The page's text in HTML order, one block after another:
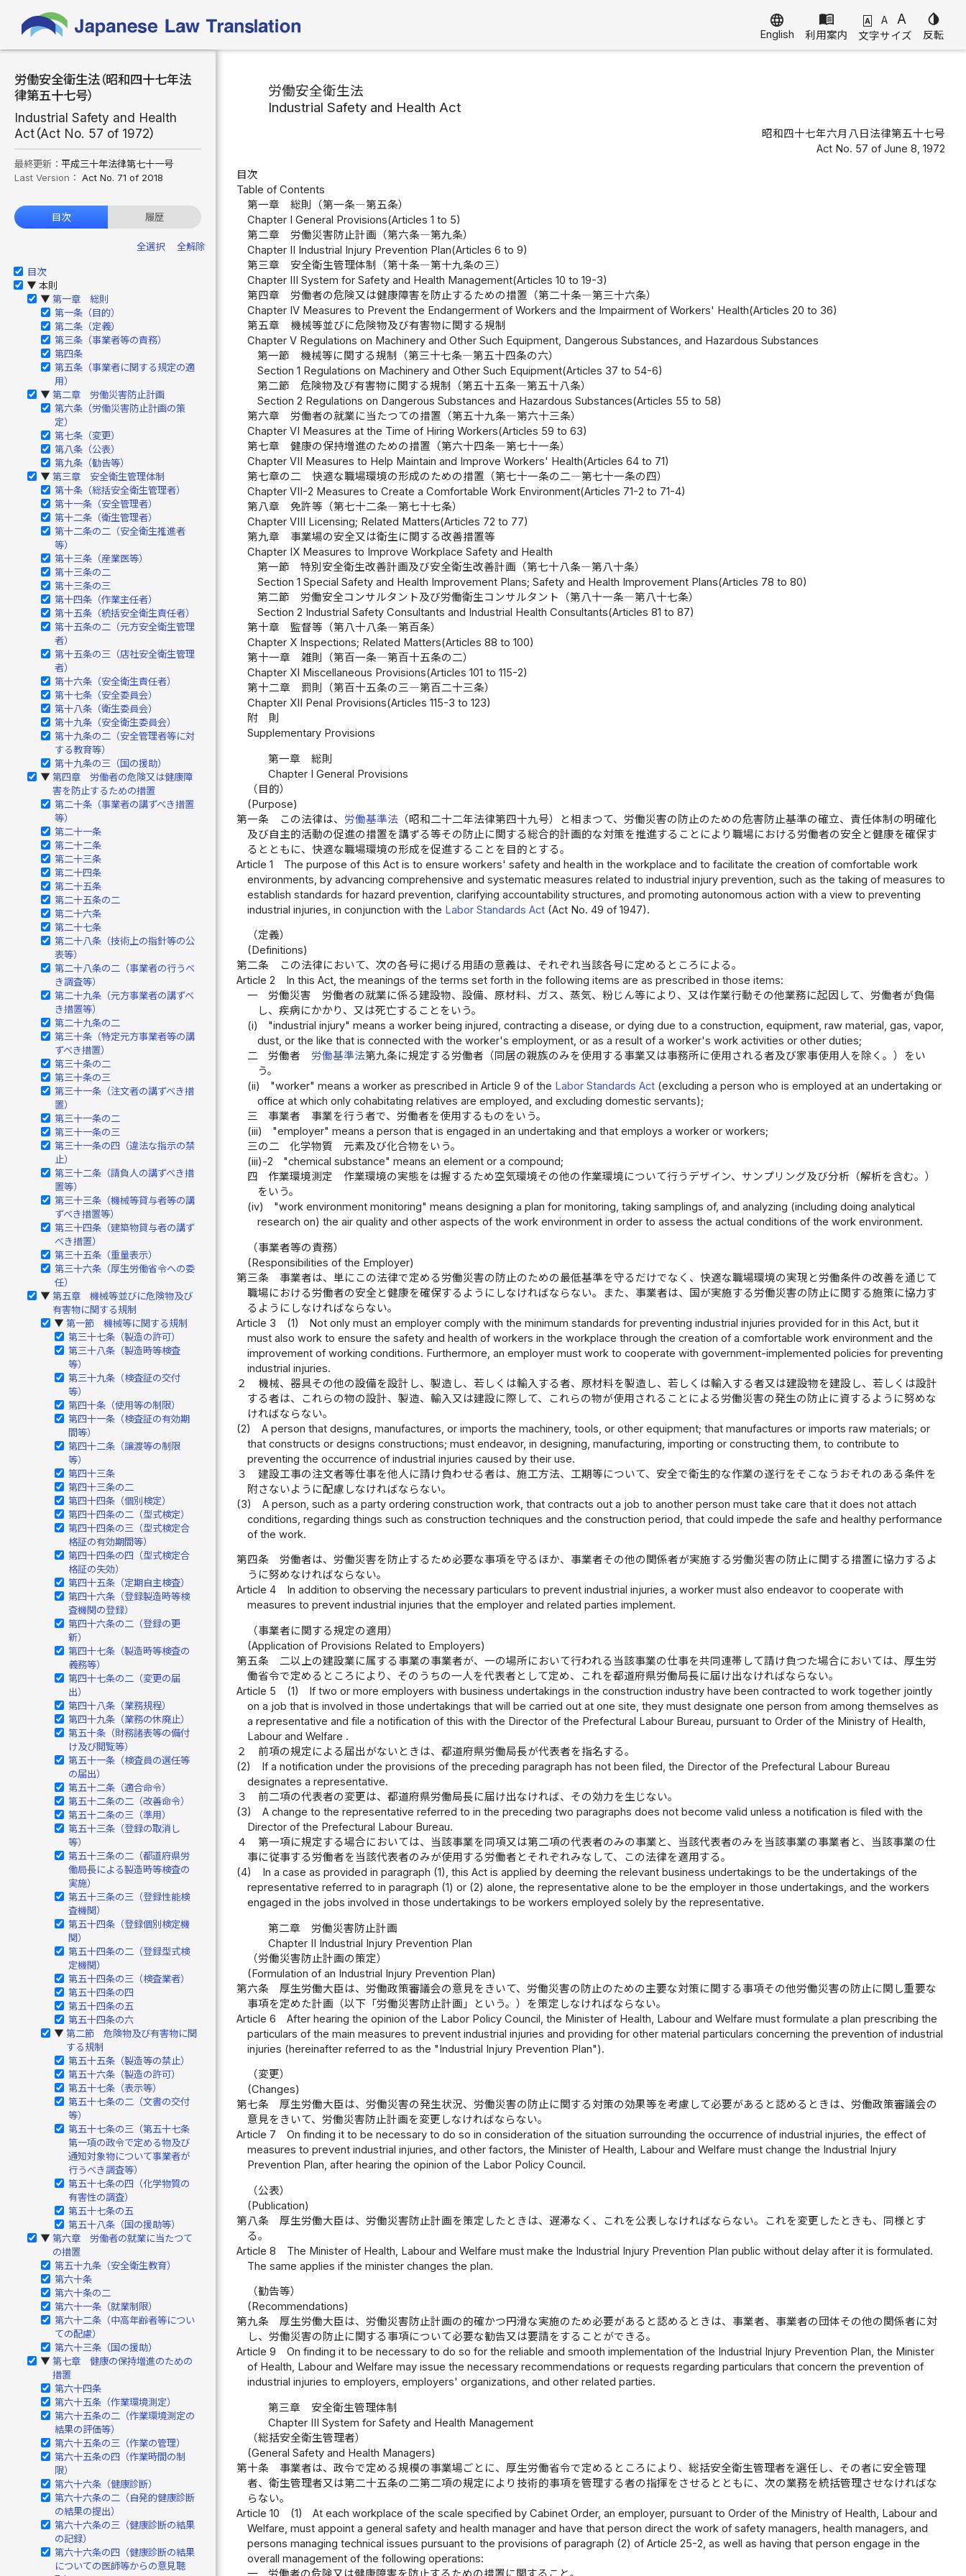
language
English
menu_book
利用案内
A A A
文字サイズ
invert_colors
反転
労働安全衛生法（昭和四十七年法
律第五十七号）
Industrial Safety and Health
Act（Act No. 57 of 1972）
最終更新： 平成三十年法律第七十一号
Last Version： Act No. 71 of 2018
目次 履歴
全選択 全解除
目次
▶ 本則
▶ 第一章 総則
第一条（目的）
第二条（定義）
第三条（事業者等の責務）
第四条
第五条（事業者に関する規定の適
用）
▶ 第二章 労働災害防止計画
第六条（労働災害防止計画の策
定）
第七条（変更）
第八条（公表）
第九条（勧告等）
▶ 第三章 安全衛生管理体制
第十条（総括安全衛生管理者）
第十一条（安全管理者）
第十二条（衛生管理者）
第十二条の二（安全衛生推進者
等）
第十三条（産業医等）
第十三条の二
第十三条の三
第十四条（作業主任者）
第十五条（統括安全衛生責任者）
第十五条の二（元方安全衛生管理
者）
第十五条の三（店社安全衛生管理
者）
第十六条（安全衛生責任者）
第十七条（安全委員会）
第十八条（衛生委員会）
第十九条（安全衛生委員会）
第十九条の二（安全管理者等に対
する教育等）
第十九条の三（国の援助）
▶ 第四章 労働者の危険又は健康障
害を防止するための措置
第二十条（事業者の講ずべき措置
等）
第二十一条
第二十二条
第二十三条
第二十四条
第二十五条
第二十五条の二
第二十六条
第二十七条
第二十八条（技術上の指針等の公
表等）
第二十八条の二（事業者の行うべ
き調査等）
第二十九条（元方事業者の講ずべ
き措置等）
第二十九条の二
第三十条（特定元方事業者等の講
ずべき措置）
第三十条の二
第三十条の三
第三十一条（注文者の講ずべき措
置）
第三十一条の二
第三十一条の三
第三十一条の四（違法な指示の禁
止）
第三十二条（請負人の講ずべき措
置等）
第三十三条（機械等貸与者等の講
ずべき措置等）
第三十四条（建築物貸与者の講ず
べき措置）
第三十五条（重量表示）
第三十六条（厚生労働省令への委
任）
▶ 第五章 機械等並びに危険物及び
有害物に関する規制
▶ 第一節 機械等に関する規制
第三十七条（製造の許可）
第三十八条（製造時等検査
等）
第三十九条（検査証の交付
等）
第四十条（使用等の制限）
第四十一条（検査証の有効期
間等）
第四十二条（譲渡等の制限
等）
第四十三条
第四十三条の二
第四十四条（個別検定）
第四十四条の二（型式検定）
第四十四条の三（型式検定合
格証の有効期間等）
第四十四条の四（型式検定合
格証の失効）
第四十五条（定期自主検査）
第四十六条（登録製造時等検
査機関の登録）
第四十六条の二（登録の更
新）
第四十七条（製造時等検査の
義務等）
第四十七条の二（変更の届
出）
第四十八条（業務規程）
第四十九条（業務の休廃止）
第五十条（財務諸表等の備付
け及び閲覧等）
第五十一条（検査員の選任等
の届出）
第五十二条（適合命令）
第五十二条の二（改善命令）
第五十二条の三（準用）
第五十三条（登録の取消し
等）
第五十三条の二（都道府県労
働局長による製造時等検査の
実施）
第五十三条の三（登録性能検
査機関）
第五十四条（登録個別検定機
関）
第五十四条の二（登録型式検
定機関）
第五十四条の三（検査業者）
第五十四条の四
第五十四条の五
第五十四条の六
▶ 第二節 危険物及び有害物に関
する規制
第五十五条（製造等の禁止）
第五十六条（製造の許可）
第五十七条（表示等）
第五十七条の二（文書の交付
等）
第五十七条の三（第五十七条
第一項の政令で定める物及び
通知対象物について事業者が
行うべき調査等）
第五十七条の四（化学物質の
有害性の調査）
第五十七条の五
第五十八条（国の援助等）
▶ 第六章 労働者の就業に当たつて
の措置
第五十九条（安全衛生教育）
第六十条
第六十条の二
第六十一条（就業制限）
第六十二条（中高年齢者等につい
ての配慮）
第六十三条（国の援助）
▶ 第七章 健康の保持増進のための
措置
第六十四条
第六十五条（作業環境測定）
第六十五条の二（作業環境測定の
結果の評価等）
第六十五条の三（作業の管理）
第六十五条の四（作業時間の制
限）
第六十六条（健康診断）
第六十六条の二（自発的健康診断
の結果の提出）
第六十六条の三（健康診断の結果
の記録）
第六十六条の四（健康診断の結果
についての医師等からの意見聴
労働安全衛生法
Industrial Safety and Health Act
昭和四十七年六月八日法律第五十七号
Act No. 57 of June 8, 1972
目次
Table of Contents
第一章 総則（第一条―第五条）
Chapter I General Provisions(Articles 1 to 5)
第二章 労働災害防止計画（第六条―第九条）
Chapter II Industrial Injury Prevention Plan(Articles 6 to 9)
第三章 安全衛生管理体制（第十条―第十九条の三）
Chapter III System for Safety and Health Management(Articles 10 to 19-3)
第四章 労働者の危険又は健康障害を防止するための措置（第二十条―第三十六条）
Chapter IV Measures to Prevent the Endangerment of Workers and the Impairment of Workers' Health(Articles 20 to 36)
第五章 機械等並びに危険物及び有害物に関する規制
Chapter V Regulations on Machinery and Other Such Equipment, Dangerous Substances, and Hazardous Substances
第一節 機械等に関する規制（第三十七条―第五十四条の六）
Section 1 Regulations on Machinery and Other Such Equipment(Articles 37 to 54-6)
第二節 危険物及び有害物に関する規制（第五十五条―第五十八条）
Section 2 Regulations on Dangerous Substances and Hazardous Substances(Articles 55 to 58)
第六章 労働者の就業に当たつての措置（第五十九条―第六十三条）
Chapter VI Measures at the Time of Hiring Workers(Articles 59 to 63)
第七章 健康の保持増進のための措置（第六十四条―第七十一条）
Chapter VII Measures to Help Maintain and Improve Workers' Health(Articles 64 to 71)
第七章の二 快適な職場環境の形成のための措置（第七十一条の二―第七十一条の四）
Chapter VII-2 Measures to Create a Comfortable Work Environment(Articles 71-2 to 71-4)
第八章 免許等（第七十二条―第七十七条）
Chapter VIII Licensing; Related Matters(Articles 72 to 77)
第九章 事業場の安全又は衛生に関する改善措置等
Chapter IX Measures to Improve Workplace Safety and Health
第一節 特別安全衛生改善計画及び安全衛生改善計画（第七十八条―第八十条）
Section 1 Special Safety and Health Improvement Plans; Safety and Health Improvement Plans(Articles 78 to 80)
第二節 労働安全コンサルタント及び労働衛生コンサルタント（第八十一条―第八十七条）
Section 2 Industrial Safety Consultants and Industrial Health Consultants(Articles 81 to 87)
第十章 監督等（第八十八条―第百条）
Chapter X Inspections; Related Matters(Articles 88 to 100)
第十一章 雑則（第百一条―第百十五条の二）
Chapter XI Miscellaneous Provisions(Articles 101 to 115-2)
第十二章 罰則（第百十五条の三―第百二十三条）
Chapter XII Penal Provisions(Articles 115-3 to 123)
附 則
Supplementary Provisions
第一章 総則
Chapter I General Provisions
（目的）
(Purpose)
第一条
この法律は、 労働基準法（昭和二十二年法律第四十九号）と相まつて、労働災害の防止のための危害防止基準の確立、責任体制の明確化
及び自主的活動の促進の措置を講ずる等その防止に関する総合的計画的な対策を推進することにより職場における労働者の安全と健康を確保す
るとともに、快適な職場環境の形成を促進することを目的とする。
Article 1
The purpose of this Act is to ensure workers' safety and health in the workplace and to facilitate the creation of comfortable work
environments, by advancing comprehensive and systematic measures related to industrial injury prevention, such as the taking of measures to
establish standards for hazard prevention, clarifying accountability structures, and promoting autonomous action with a view to preventing
industrial injuries, in conjunction with the Labor Standards Act(Act No. 49 of 1947).
（定義）
(Definitions)
第二条
この法律において、次の各号に掲げる用語の意義は、それぞれ当該各号に定めるところによる。
Article 2
In this Act, the meanings of the terms set forth in the following items are as prescribed in those items:
一
労働災害 労働者の就業に係る建設物、設備、原材料、ガス、蒸気、粉じん等により、又は作業行動その他業務に起因して、労働者が負傷
し、疾病にかかり、又は死亡することをいう。
(i)
"industrial injury" means a worker being injured, contracting a disease, or dying due to a construction, equipment, raw material, gas, vapor,
dust, or the like that is connected with the worker's employment, or as a result of a worker's work activities or other duties;
二
労働者 労働基準法第九条に規定する労働者（同居の親族のみを使用する事業又は事務所に使用される者及び家事使用人を除く。）をい
う。
(ii)
"worker" means a worker as prescribed in Article 9 of the Labor Standards Act (excluding a person who is employed at an undertaking or
office at which only cohabitating relatives are employed, and excluding domestic servants);
三
事業者 事業を行う者で、労働者を使用するものをいう。
(iii)
"employer" means a person that is engaged in an undertaking and that employs a worker or workers;
三の二
化学物質 元素及び化合物をいう。
(iii)-2
"chemical substance" means an element or a compound;
四
作業環境測定 作業環境の実態をは握するため空気環境その他の作業環境について行うデザイン、サンプリング及び分析（解析を含む。）
をいう。
(iv)
"work environment monitoring" means designing a plan for monitoring, taking samplings of, and analyzing (including doing analytical
research on) the air quality and other aspects of the work environment in order to assess the actual conditions of the work environment.
（事業者等の責務）
(Responsibilities of the Employer)
第三条
事業者は、単にこの法律で定める労働災害の防止のための最低基準を守るだけでなく、快適な職場環境の実現と労働条件の改善を通じて
職場における労働者の安全と健康を確保するようにしなければならない。また、事業者は、国が実施する労働災害の防止に関する施策に協力す
るようにしなければならない。
Article 3
(1)
Not only must an employer comply with the minimum standards for preventing industrial injuries provided for in this Act, but it
must also work to ensure the safety and health of workers in the workplace through the creation of a comfortable work environment and the
improvement of working conditions. Furthermore, an employer must work to cooperate with government-implemented policies for preventing
industrial injuries.
２
機械、器具その他の設備を設計し、製造し、若しくは輸入する者、原材料を製造し、若しくは輸入する者又は建設物を建設し、若しくは設計
する者は、これらの物の設計、製造、輸入又は建設に際して、これらの物が使用されることによる労働災害の発生の防止に資するように努めな
ければならない。
(2)
A person that designs, manufactures, or imports the machinery, tools, or other equipment; that manufactures or imports raw materials; or
that constructs or designs constructions; must endeavor, in designing, manufacturing, importing or constructing them, to contribute to
preventing the occurrence of industrial injuries caused by their use.
３
建設工事の注文者等仕事を他人に請け負わせる者は、施工方法、工期等について、安全で衛生的な作業の遂行をそこなうおそれのある条件を
附さないように配慮しなければならない。
(3)
A person, such as a party ordering construction work, that contracts out a job to another person must take care that it does not attach
conditions, regarding things such as construction techniques and the construction period, that could impede the safe and healthy performance
of the work.
第四条
労働者は、労働災害を防止するため必要な事項を守るほか、事業者その他の関係者が実施する労働災害の防止に関する措置に協力するよ
うに努めなければならない。
Article 4
In addition to observing the necessary particulars to prevent industrial injuries, a worker must also endeavor to cooperate with
measures to prevent industrial injuries that the employer and related parties implement.
（事業者に関する規定の適用）
(Application of Provisions Related to Employers)
第五条
二以上の建設業に属する事業の事業者が、一の場所において行われる当該事業の仕事を共同連帯して請け負つた場合においては、厚生労
働省令で定めるところにより、そのうちの一人を代表者として定め、これを都道府県労働局長に届け出なければならない。
Article 5
(1)
If two or more employers with business undertakings in the construction industry have been contracted to work together jointly
on a job that is involved in those undertakings that will be carried out at one site, they must designate one person from among themselves as
a representative and file a notification of this with the Director of the Prefectural Labour Bureau, pursuant to Order of the Ministry of Health,
Labour and Welfare .
２
前項の規定による届出がないときは、都道府県労働局長が代表者を指名する。
(2)
If a notification under the provisions of the preceding paragraph has not been filed, the Director of the Prefectural Labour Bureau
designates a representative.
３
前二項の代表者の変更は、都道府県労働局長に届け出なければ、その効力を生じない。
(3)
A change to the representative referred to in the preceding two paragraphs does not become valid unless a notification is filed with the
Director of the Prefectural Labour Bureau.
４
第一項に規定する場合においては、当該事業を同項又は第二項の代表者のみの事業と、当該代表者のみを当該事業の事業者と、当該事業の仕
事に従事する労働者を当該代表者のみが使用する労働者とそれぞれみなして、この法律を適用する。
(4)
In a case as provided in paragraph (1), this Act is applied by deeming the relevant business undertakings to be the undertakings of the
representative referred to in paragraph (1) or (2) alone, the representative alone to be the employer in those undertakings, and the workers
engaged in the jobs involved in those undertakings to be workers employed solely by the representative.
第二章 労働災害防止計画
Chapter II Industrial Injury Prevention Plan
（労働災害防止計画の策定）
(Formulation of an Industrial Injury Prevention Plan)
第六条
厚生労働大臣は、労働政策審議会の意見をきいて、労働災害の防止のための主要な対策に関する事項その他労働災害の防止に関し重要な
事項を定めた計画（以下「労働災害防止計画」という。）を策定しなければならない。
Article 6
After hearing the opinion of the Labor Policy Council, the Minister of Health, Labour and Welfare must formulate a plan prescribing the
particulars of the main measures to prevent industrial injuries and providing for other material particulars concerning the prevention of industrial
injuries (hereinafter referred to as the "Industrial Injury Prevention Plan").
（変更）
(Changes)
第七条
厚生労働大臣は、労働災害の発生状況、労働災害の防止に関する対策の効果等を考慮して必要があると認めるときは、労働政策審議会の
意見をきいて、労働災害防止計画を変更しなければならない。
Article 7
On finding it to be necessary to do so in consideration of the situation surrounding the occurrence of industrial injuries, the effect of
measures to prevent industrial injuries, and other factors, the Minister of Health, Labour and Welfare must change the Industrial Injury
Prevention Plan, after hearing the opinion of the Labor Policy Council.
（公表）
(Publication)
第八条
厚生労働大臣は、労働災害防止計画を策定したときは、遅滞なく、これを公表しなければならない。これを変更したときも、同様とす
る。
Article 8
The Minister of Health, Labour and Welfare must make the Industrial Injury Prevention Plan public without delay after it is formulated.
The same applies if the minister changes the plan.
（勧告等）
(Recommendations)
第九条
厚生労働大臣は、労働災害防止計画の的確かつ円滑な実施のため必要があると認めるときは、事業者、事業者の団体その他の関係者に対
し、労働災害の防止に関する事項について必要な勧告又は要請をすることができる。
Article 9
On finding it to be necessary to do so for the reliable and smooth implementation of the Industrial Injury Prevention Plan, the Minister
of Health, Labour and Welfare may issue the necessary recommendations or requests regarding particulars that concern the prevention of
industrial injuries to employers, employers' organizations, and other related parties.
第三章 安全衛生管理体制
Chapter III System for Safety and Health Management
（総括安全衛生管理者）
(General Safety and Health Managers)
第十条
事業者は、政令で定める規模の事業場ごとに、厚生労働省令で定めるところにより、総括安全衛生管理者を選任し、その者に安全管理
者、衛生管理者又は第二十五条の二第二項の規定により技術的事項を管理する者の指揮をさせるとともに、次の業務を統括管理させなければな
らない。
Article 10
(1)
At each workplace of the scale specified by Cabinet Order, an employer, pursuant to Order of the Ministry of Health, Labour and
Welfare, must appoint a general safety and health manager and have that person direct the work of safety managers, health managers, and
persons managing technical issues pursuant to the provisions of paragraph (2) of Article 25-2, as well as having that person engage in the
overall management of the following operations: